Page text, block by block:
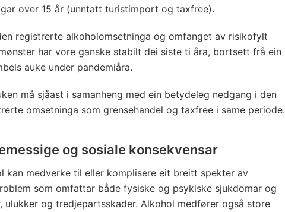
over 15 år (unntatt turistimport og taxfree).
registrerte alkoholomsetninga og omfanget av risikofylt
har vore ganske stabilt dei siste ti åra, bortsett frå ein
auke under pandemiåra.
må sjåast i samanheng med ein betydeleg nedgang i den
omsetninga som grensehandel og taxfree i same periode.
og sosiale konsekvensar
kan medverke til eller komplisere eit breitt spekter av
som omfattar både fysiske og psykiske sjukdomar og
ulukker og tredjepartsskader. Alkohol medfører også store